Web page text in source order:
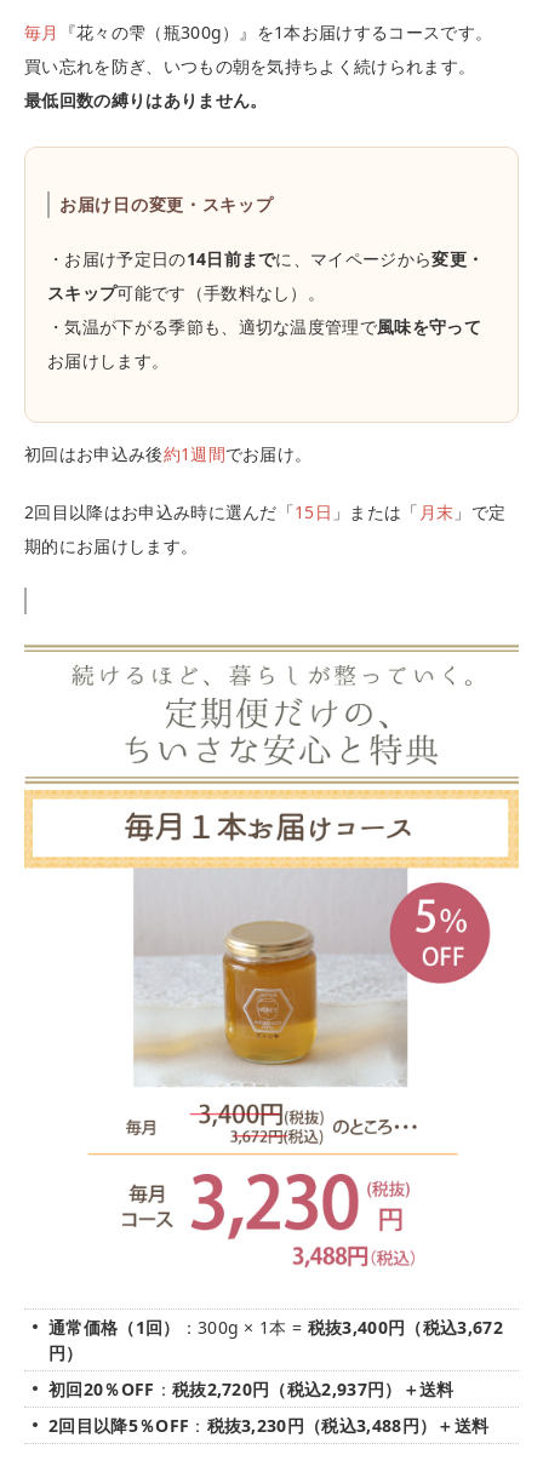
毎月
『花々の雫（瓶300g）』を1本お届けするコースです。
買い忘れを防ぎ、いつもの朝を気持ちよく続けられます。
最低回数の縛りはありません。
お届け日の変更・スキップ
・お届け予定日の14日前までに、マイページから変更・
スキップ可能です（手数料なし）。
・気温が下がる季節も、適切な温度管理で風味を守って
お届けします。
初回はお申込み後約1週間でお届け。
2回目以降はお申込み時に選んだ「15日 」または「 月末 」で定
期的にお届けします。
通常価格（1回） ：300g × 1本 = 税抜3,400円（税込3,672
円）
初回20％OFF ： 税抜2,720円（税込2,937円）
＋送料
2回目以降5％OFF ： 税抜3,230円（税込3,488円） ＋送料